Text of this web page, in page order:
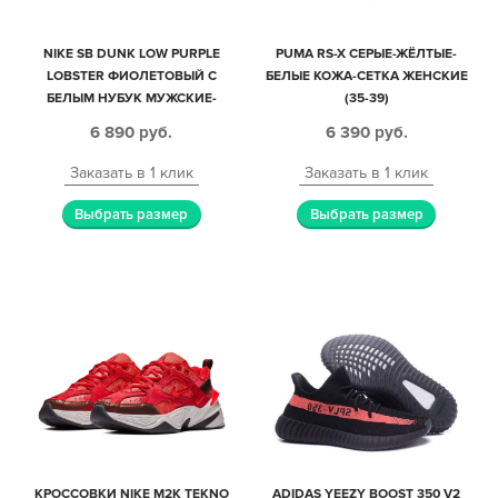
NIKE SB DUNK LOW PURPLE
LOBSTER ФИОЛЕТОВЫЙ С
БЕЛЫМ НУБУК МУЖСКИЕ-
6 890 руб.
Заказать в 1 клик
Выбрать размер
PUMA RS-X СЕРЫЕ-ЖЁЛТЫЕ-
БЕЛЫЕ КОЖА-СЕТКА ЖЕНСКИЕ
(35-39)
6 390 руб.
Заказать в 1 клик
Выбрать размер
КРОССОВКИ NIKE M2K TEKNO ADIDAS YEEZY BOOST 350 V2